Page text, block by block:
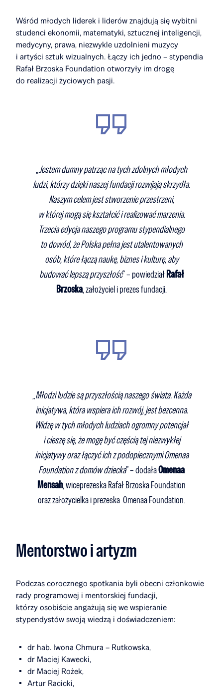
Wśród młodych liderek i liderów znajdują się wybitni
studenci ekonomii, matematyki, sztucznej inteligencji,
medycyny, prawa, niezwykle uzdolnieni muzycy
i artyści sztuk wizualnych. Łączy ich jedno – stypendia
Rafał Brzoska Foundation otworzyły im drogę
do realizacji życiowych pasji.
„Jestem dumny patrząc na tych zdolnych młodych
ludzi, którzy dzięki naszej fundacji rozwijają skrzydła.
Naszym celem jest stworzenie przestrzeni,
w której mogą się kształcić i realizować marzenia.
Trzecia edycja naszego programu stypendialnego
to dowód, że Polska pełna jest utalentowanych
osób, które łączą naukę, biznes i kulturę, aby
budować lepszą przyszłość” – powiedziałRafał
Brzoska, założyciel i prezes fundacji.
„Młodzi ludzie są przyszłością naszego świata. Każda
inicjatywa, która wspiera ich rozwój, jest bezcenna.
Widzę w tych młodych ludziach ogromny potencjał
i cieszę się, że mogę być częścią tej niezwykłej
inicjatywy oraz łączyć ich z podopiecznymi Omenaa
Foundation z domów dziecka” – dodałaOmenaa
Mensah, wiceprezeska Rafał Brzoska Foundation
oraz założycielka i prezeska Omenaa Foundation.
Mentorstwo i artyzm
Podczas corocznego spotkania byli obecni członkowie
rady programowej i mentorskiej fundacji,
którzy osobiście angażują się we wspieranie
stypendystów swoją wiedzą i doświadczeniem:
dr hab. Iwona Chmura – Rutkowska,
dr Maciej Kawecki,
dr Maciej Rożek,
Artur Racicki,